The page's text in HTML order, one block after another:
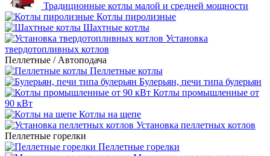
Традиционные котлы малой и средней мощности
Котлы пиролизные
Шахтные котлы
Установка
твердотопливных котлов
Пеллетные / Автоподача
Пеллетные котлы
Булерьян, печи типа булерьян
Котлы промышленные от
90 кВт
Котлы на щепе
Установка пеллетных котлов
Пеллетные горелки
Пеллетные горелки